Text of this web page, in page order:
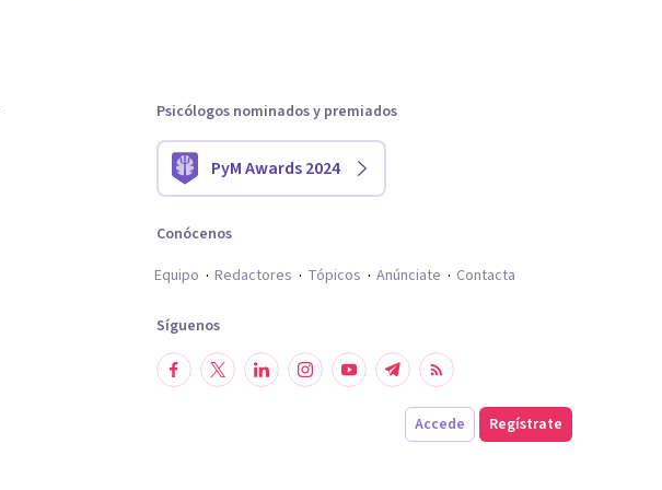
Psicólogos nominados y premiados
PyM Awards 2024
Conócenos
Equipo
Redactores Tópicos Anúnciate Contacta
Síguenos
Accede Regístrate